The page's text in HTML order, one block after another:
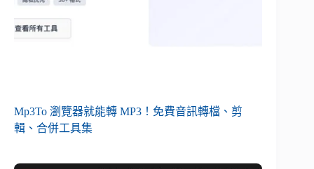
Mp3To 瀏覽器就能轉 MP3！免費音訊轉檔、剪
輯、合併工具集